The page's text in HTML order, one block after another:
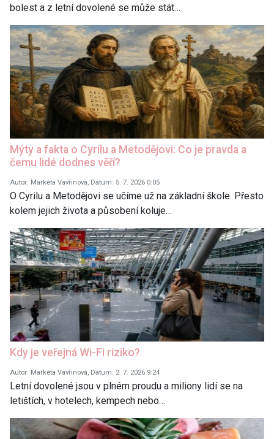
bolest a z letní dovolené se může stát…
Mýty a fakta o Cyrilu a Metodějovi: Co je pravda a
čemu lidé dodnes věří?
Autor: Markéta Vavřinová, Datum: 5. 7. 2026 0:05
O Cyrilu a Metodějovi se učíme už na základní škole. Přesto
kolem jejich života a působení koluje…
Kdy je veřejná Wi-Fi riziko?
Autor: Markéta Vavřinová, Datum: 2. 7. 2026 9:24
Letní dovolené jsou v plném proudu a miliony lidí se na
letištích, v hotelech, kempech nebo…